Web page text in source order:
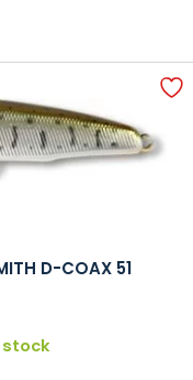
D-COAX 51
stock